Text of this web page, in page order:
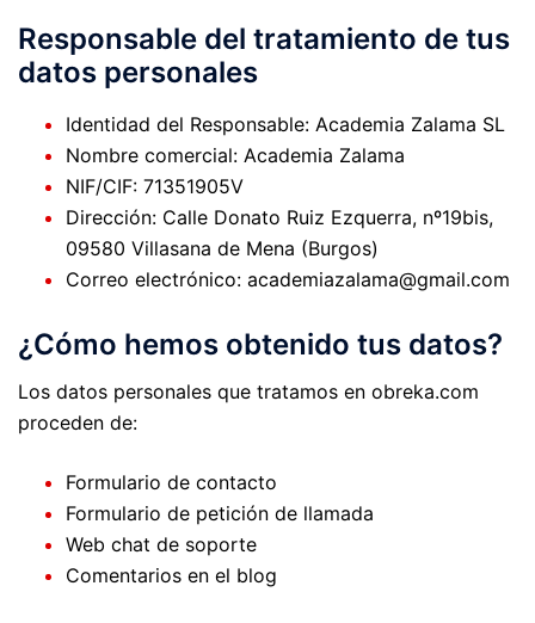
Responsable del tratamiento de tus
datos personales
Identidad del Responsable: Academia Zalama SL
Nombre comercial: Academia Zalama
NIF/CIF: 71351905V
Dirección: Calle Donato Ruiz Ezquerra, nº19bis,
09580 Villasana de Mena (Burgos)
Correo electrónico: academiazalama@gmail.com
¿Cómo hemos obtenido tus datos?
Los datos personales que tratamos en obreka.com
proceden de:
Formulario de contacto
Formulario de petición de llamada
Web chat de soporte
Comentarios en el blog